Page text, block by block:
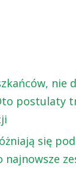
nie
postulaty
się
najnowsze